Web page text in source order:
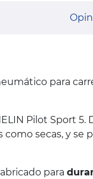
para
Pilot Sport 5.
secas, y se
para